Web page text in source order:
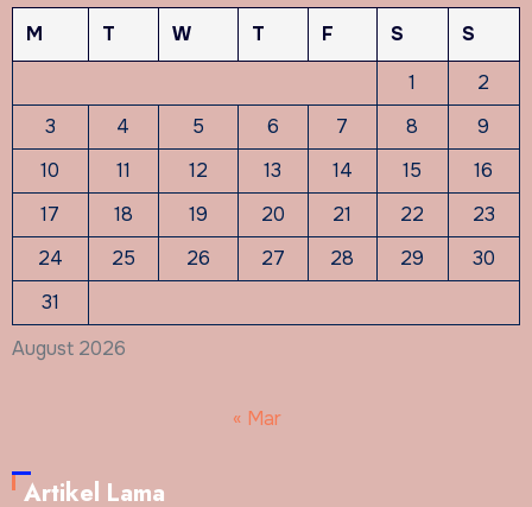
August 2026
M T W T F S
S
1
2
3
4 5 6 7 8
9
10
11 12 13 14 15
16
17
18 19 20 21 22
23
24
25 26 27 28 29
30
31
« Mar
Artikel Lama